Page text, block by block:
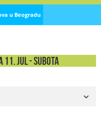
u Beogradu
Jul - SUBOTA